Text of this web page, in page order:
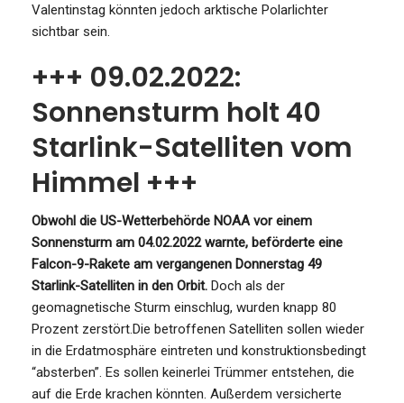
Valentinstag könnten jedoch arktische Polarlichter
sichtbar sein.
+++ 09.02.2022:
Sonnensturm holt 40
Starlink-Satelliten vom
Himmel +++
Obwohl die US-Wetterbehörde NOAA vor einem
Sonnensturm am 04.02.2022 warnte, beförderte eine
Falcon-9-Rakete am vergangenen Donnerstag 49
Starlink-Satelliten in den Orbit. Doch als der
geomagnetische Sturm einschlug, wurden knapp 80
Prozent zerstört.Die betroffenen Satelliten sollen wieder
in die Erdatmosphäre eintreten und konstruktionsbedingt
“absterben”. Es sollen keinerlei Trümmer entstehen, die
auf die Erde krachen könnten. Außerdem versicherte